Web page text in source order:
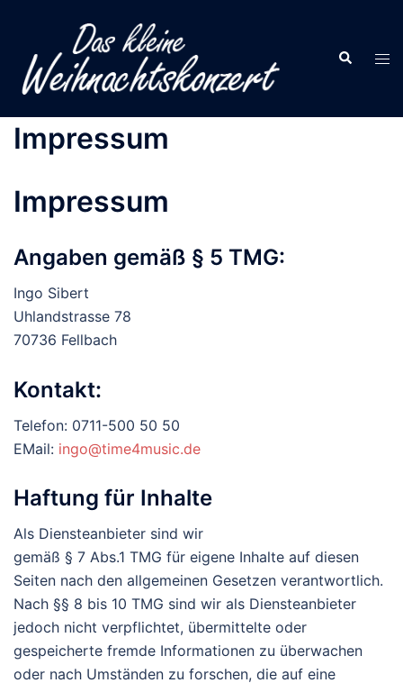
springen
Suche
Impressum
Impressum
Angaben gemäß § 5 TMG:
Ingo Sibert
Uhlandstrasse 78
70736 Fellbach
Kontakt:
Telefon: 0711-500 50 50
EMail: ingo@time4music.de
Haftung für Inhalte
Als Diensteanbieter sind wir
gemäß § 7 Abs.1 TMG für eigene Inhalte auf diesen
Seiten nach den allgemeinen Gesetzen verantwortlich.
Nach §§ 8 bis 10 TMG sind wir als Diensteanbieter
jedoch nicht verpflichtet, übermittelte oder
gespeicherte fremde Informationen zu überwachen
oder nach Umständen zu forschen, die auf eine